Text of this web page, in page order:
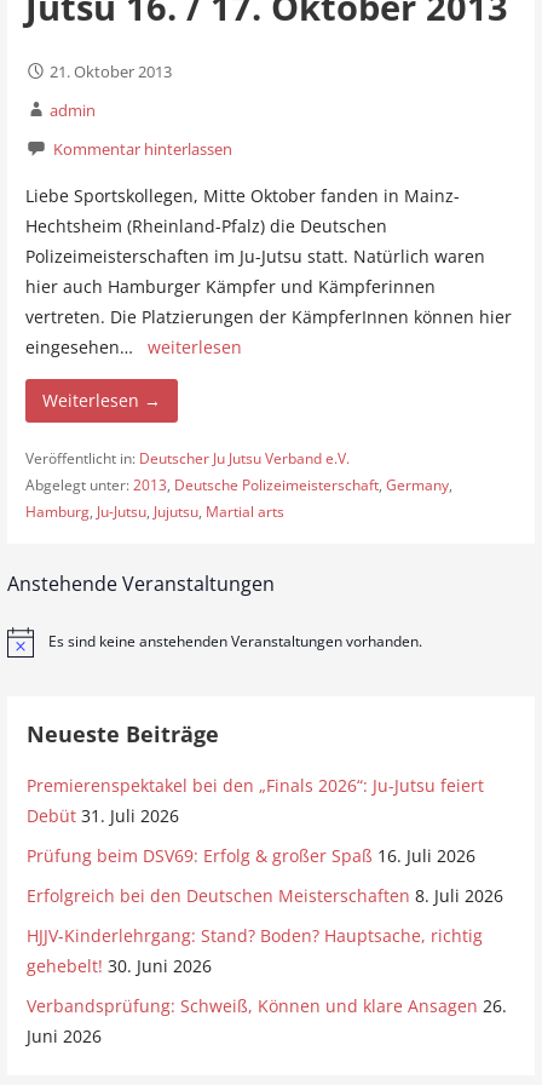
21. Oktober 2013
admin
Kommentar hinterlassen
Liebe Sportskollegen, Mitte Oktober fanden in Mainz-
Hechtsheim (Rheinland-Pfalz) die Deutschen
Polizeimeisterschaften im Ju-Jutsu statt. Natürlich waren
hier auch Hamburger Kämpfer und Kämpferinnen
vertreten. Die Platzierungen der KämpferInnen können hier
eingesehen… weiterlesen
Weiterlesen →
Veröffentlicht in: Deutscher Ju Jutsu Verband e.V.
Abgelegt unter:2013, Deutsche Polizeimeisterschaft, Germany,
Hamburg, Ju-Jutsu, Jujutsu, Martial arts
Anstehende Veranstaltungen
H
Es sind keine anstehenden Veranstaltungen vorhanden.
Neueste Beiträge
Premierenspektakel bei den „Finals 2026“: Ju-Jutsu feiert
Debüt 31. Juli 2026
Prüfung beim DSV69: Erfolg & großer Spaß 16. Juli 2026
Erfolgreich bei den Deutschen Meisterschaften 8. Juli 2026
HJJV-Kinderlehrgang: Stand? Boden? Hauptsache, richtig
gehebelt! 30. Juni 2026
Verbandsprüfung: Schweiß, Können und klare Ansagen 26.
Juni 2026